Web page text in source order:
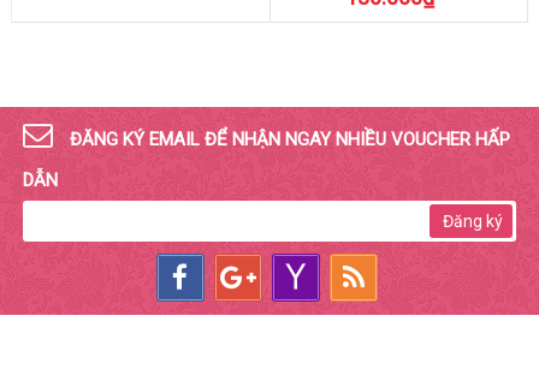
ĐĂNG KÝ EMAIL ĐỂ NHẬN NGAY NHIỀU VOUCHER HẤP
DẪN
Đăng ký